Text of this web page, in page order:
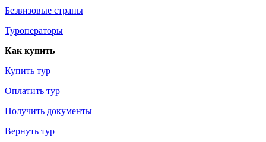
Безвизовые страны
Туроператоры
Как купить
Купить тур
Оплатить тур
Получить документы
Вернуть тур